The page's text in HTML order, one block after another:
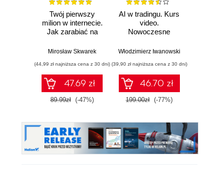
Twój pierwszy
milion w internecie.
Jak zarabiać na
maksymalnie
potencjał
Mirosław Skwarek
(44,99 zł najniższa cena z 30 dni)
47.69 zł
89.99zł (-47%)
AI w tradingu. Kurs
video.
Nowoczesne
strategie
Włodzimierz Iwanowski
(39,90 zł najniższa cena z 30 dni)
46.70 zł
199.00zł (-77%)